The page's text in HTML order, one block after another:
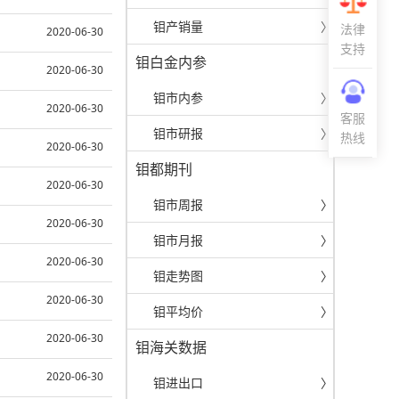
钼产销量 〉
钼白金内参
钼市内参 〉
钼市研报 〉
钼都期刊
钼市周报 〉
钼市月报 〉
钼走势图 〉
钼平均价 〉
钼海关数据
钼进出口 〉
2020-06-30
2020-06-30
2020-06-30
2020-06-30
2020-06-30
2020-06-30
2020-06-30
2020-06-30
2020-06-30
2020-06-30
法律
支持
客服
热线